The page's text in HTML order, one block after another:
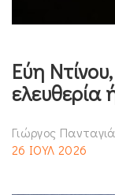
Εύη
ελευθερία
Γιώργος
26 ΙΟΥΛ 2026